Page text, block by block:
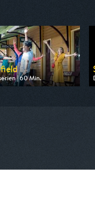
| 60 Min.
von arte